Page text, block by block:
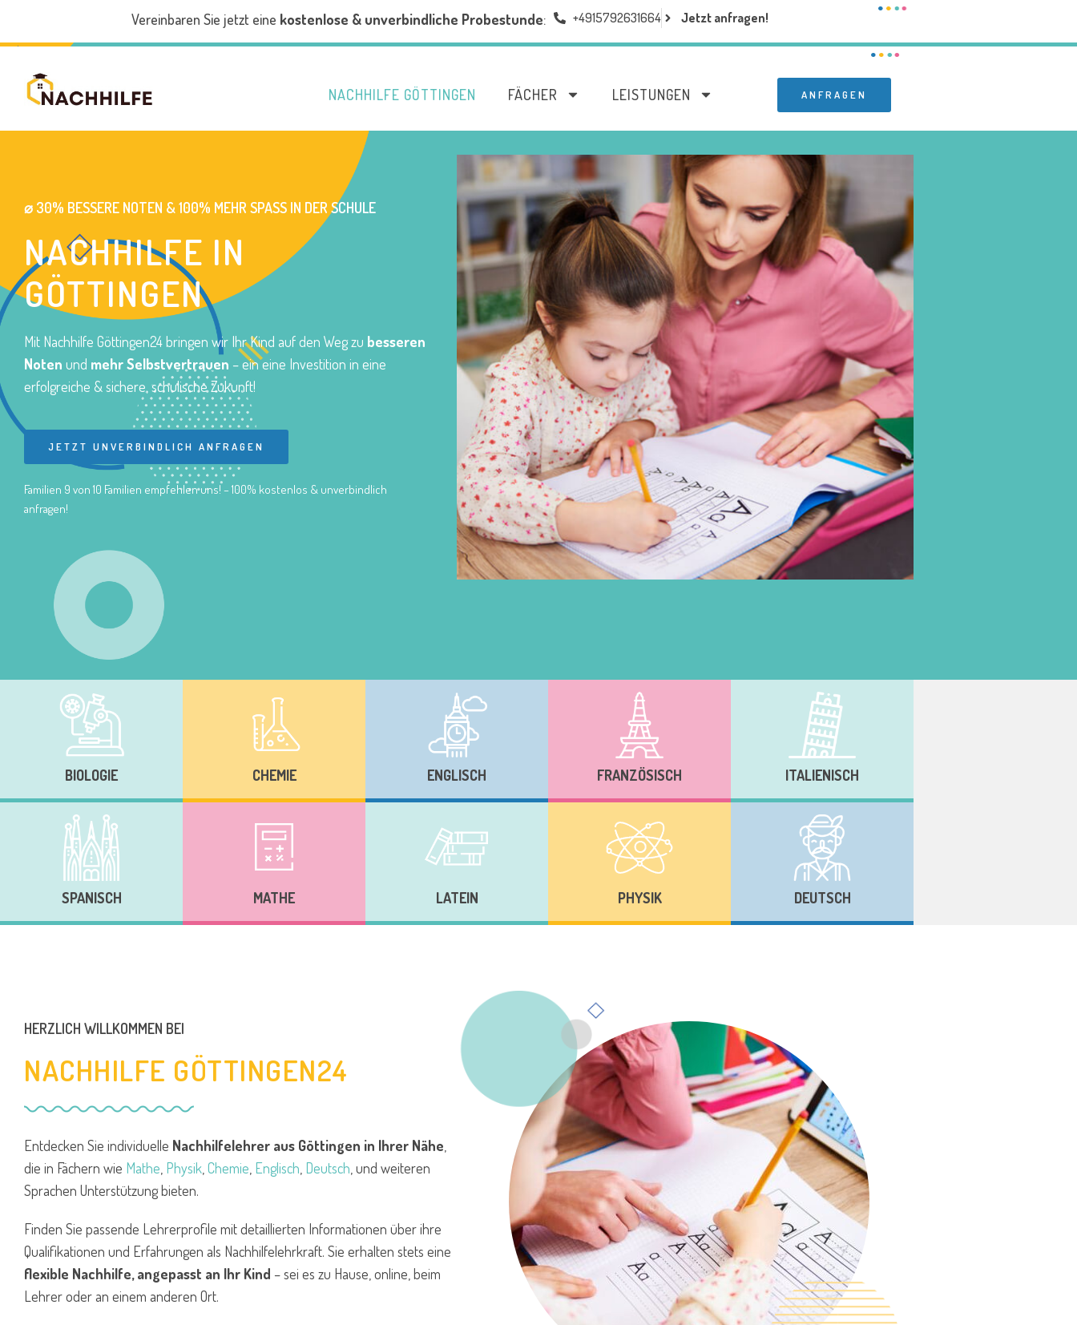
Vereinbaren Sie jetzt eine kostenlose & unverbindliche Probestunde: +4915792631664 Jetzt anfragen!
NACHHILFE GÖTTINGEN FÄCHER LEISTUNGEN ANFRAGEN
⌀ 30% BESSERE NOTEN & 100% MEHR SPASS IN DER SCHULE
NACHHILFE IN
GÖTTINGEN
Mit Nachhilfe Göttingen24 bringen wir Ihr Kind auf den Weg zu besseren
Noten und mehr Selbstvertrauen – ein eine Investition in eine
erfolgreiche & sichere, schulische Zukunft!
JETZT UNVERBINDLICH ANFRAGEN
Familien 9 von 10 Familien empfehlen uns! – 100% kostenlos & unverbindlich
anfragen!
BIOLOGIE CHEMIE ENGLISCH FRANZÖSISCH ITALIENISCH
SPANISCH MATHE LATEIN PHYSIK DEUTSCH
HERZLICH WILLKOMMEN BEI
NACHHILFE GÖTTINGEN24
Entdecken Sie individuelle Nachhilfelehrer aus Göttingen in Ihrer Nähe
die in Fächern wie Mathe Physik Chemie Englisch Deutsch , und weiteren
Sprachen Unterstützung bieten.
Finden Sie passende Lehrerprofile mit detaillierten Informationen über ihre
Qualifikationen und Erfahrungen als Nachhilfelehrkraft. Sie erhalten stets eine
flexible Nachhilfe, angepasst an Ihr Kind – sei es zu Hause, online, beim
Lehrer oder an einem anderen Ort.